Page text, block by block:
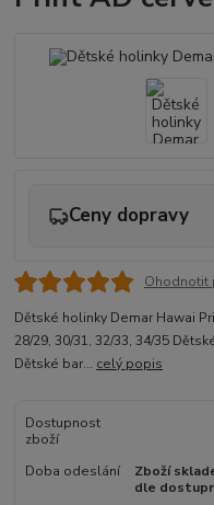
Ceny dopravy
Ohodnotit
Dětské holinky Demar Hawai
28/29, 30/31, 32/33, 34/35
Dětské bar... celý popis
Dostupnost
zboží
Doba odeslání
Zboží
dle